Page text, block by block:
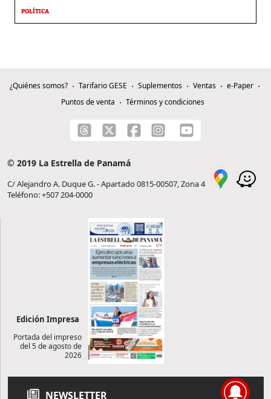
POLÍTICA
¿Quiénes somos? Tarifario GESE Suplementos Ventas
e-Paper
Puntos de venta
Términos y condiciones
© 2019 La Estrella de Panamá
C/ Alejandro A. Duque G. - Apartado 0815-00507, Zona 4
Teléfono: +507 204-0000
Edición Impresa
Portada del impreso
del 5 de agosto de
2026
NEWSLETTER